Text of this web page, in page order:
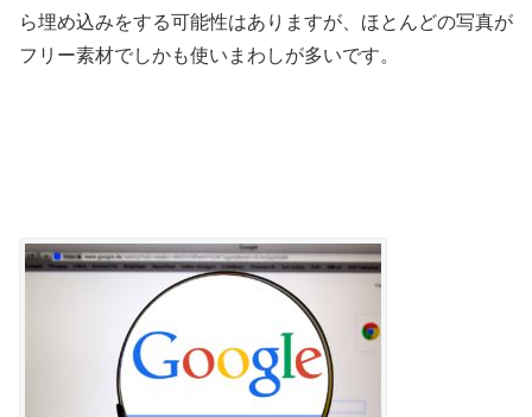
ら埋め込みをする可能性はありますが、ほとんどの写真が
フリー素材でしかも使いまわしが多いです。